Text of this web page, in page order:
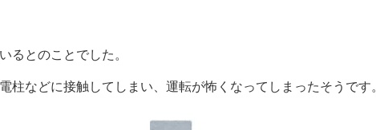
るとのことでした。
柱などに接触してしまい、運転が怖くなってしまったそうです。